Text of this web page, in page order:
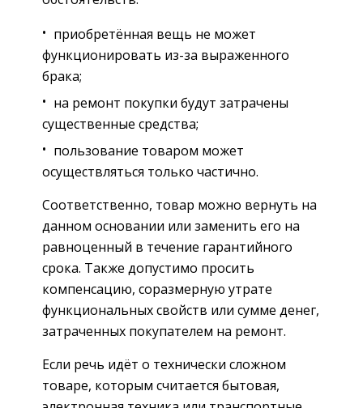
приобретённая вещь не может
функционировать из-за выраженного
брака;
на ремонт покупки будут затрачены
существенные средства;
пользование товаром может
осуществляться только частично.
Соответственно, товар можно вернуть на
данном основании или заменить его на
равноценный в течение гарантийного
срока. Также допустимо просить
компенсацию, соразмерную утрате
функциональных свойств или сумме денег,
затраченных покупателем на ремонт.
Если речь идёт о технически сложном
товаре, которым считается бытовая,